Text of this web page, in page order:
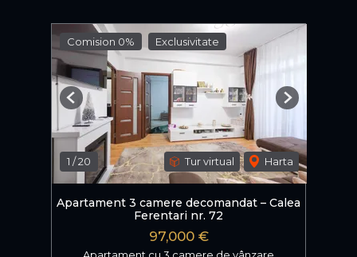
Comision 0% Exclusivitate
1 /20 Tur virtual Harta
Previous Next
Apartament 3 camere decomandat – Calea
Ferentari nr. 72
97,000 €